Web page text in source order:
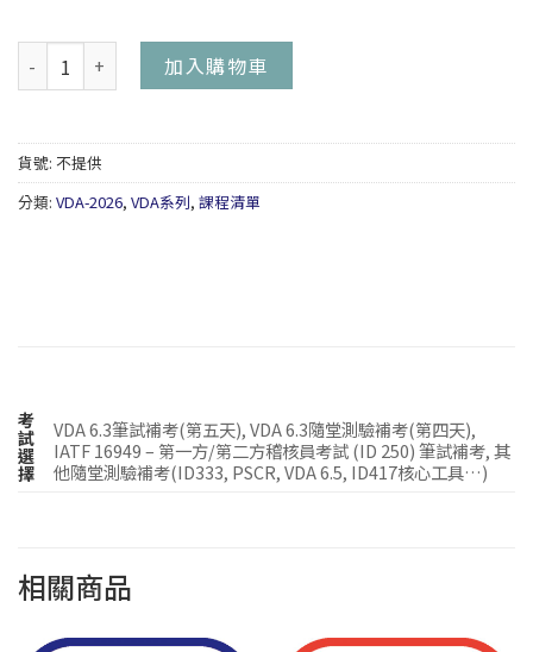
加入購物車
貨號: 不提供
分類: VDA-2026, VDA系列, 課程清單
考
試
選
擇
VDA 6.3筆試補考(第五天), VDA 6.3隨堂測驗補考(第四天),
IATF 16949 – 第一方/第二方稽核員考試 (ID 250) 筆試補考, 其
他隨堂測驗補考(ID333, PSCR, VDA 6.5, ID417核心工具…)
相關商品